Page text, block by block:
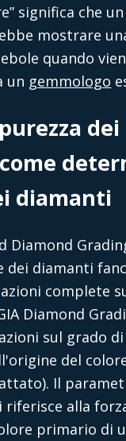
significa che
mostrare
quando
un gemmologo
diamanti
Diamond
dei diamanti
complete
Diamond
sul grado
del
Il
riferisce alla
primario di